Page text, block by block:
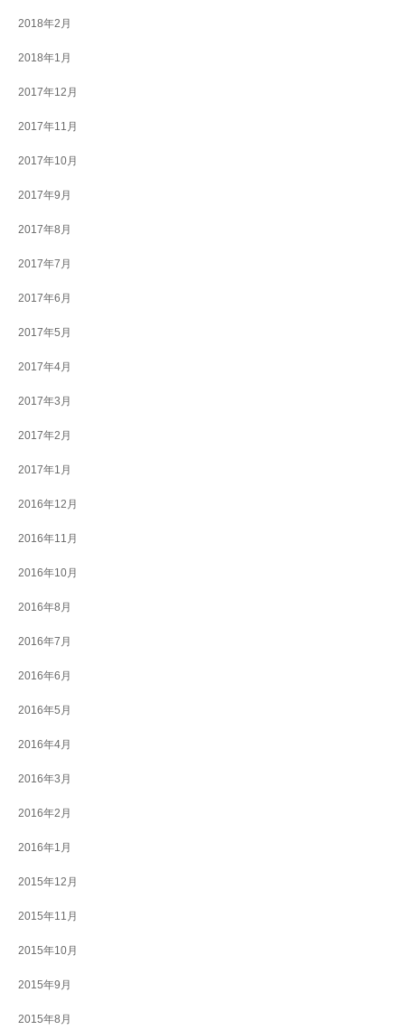
2018年2月
2018年1月
2017年12月
2017年11月
2017年10月
2017年9月
2017年8月
2017年7月
2017年6月
2017年5月
2017年4月
2017年3月
2017年2月
2017年1月
2016年12月
2016年11月
2016年10月
2016年8月
2016年7月
2016年6月
2016年5月
2016年4月
2016年3月
2016年2月
2016年1月
2015年12月
2015年11月
2015年10月
2015年9月
2015年8月